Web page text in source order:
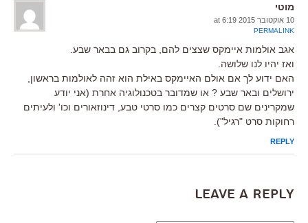
מוטי
10 אוקטובר 2015 at 6:19
PERMALINK
אגב אולמות איימקס שצצים להם, בקרוב גם בבאר שבע.
ואז יהיו לנו שלושה.
האם ידוע לך אם אולם האיימקס באילת הוא זהה לאולמות בראשון,
ירושלים ובאר שבע ? או שמדובר בטכנולוגיה אחרת (אני יודע
שמקרינים שם סרטים קצרים כמו סרטי טבע, דינוזאורים וכו' ולעיתים
רחוקות סרט "רגיל").
REPLY
Leave a Reply